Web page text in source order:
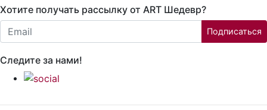
Хотите получать рассылку от ART Шедевр?
Email:
Подписаться
Следите за нами!